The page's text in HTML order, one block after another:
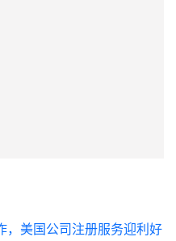
，美国公司注册服务迎利好